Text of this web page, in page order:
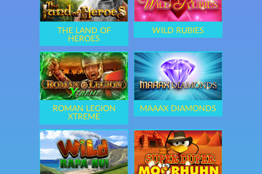
THE LAND OF
HEROES
WILD RUBIES
ROMAN LEGION
XTREME
MAAAX DIAMONDS